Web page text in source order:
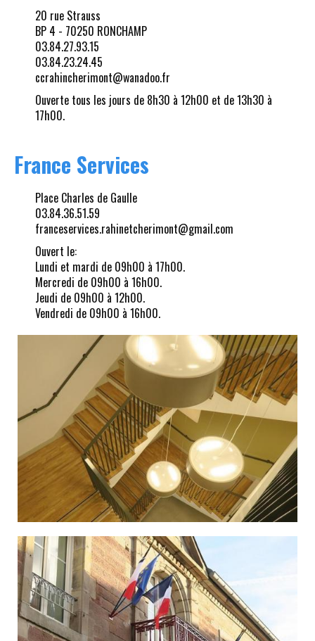
20 rue Strauss
BP 4 - 70250 RONCHAMP
03.84.27.93.15
03.84.23.24.45
ccrahincherimont@wanadoo.fr
Ouverte tous les jours de 8h30 à 12h00 et de 13h30 à
17h00.
France Services
Place Charles de Gaulle
03.84.36.51.59
franceservices.rahinetcherimont@gmail.com
Ouvert le:
Lundi et mardi de 09h00 à 17h00.
Mercredi de 09h00 à 16h00.
Jeudi de 09h00 à 12h00.
Vendredi de 09h00 à 16h00.